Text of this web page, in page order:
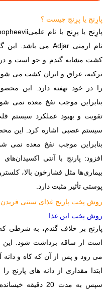
پارِنج یا پرِنج چیست ؟
پارِنج یا پرِنج با نام علمی
نام ارمنی Adjar می باشد. این
کشت مشابه گندم و جو است و در
ترکیه، عراق و ایران کشت می
را در خود نهفته دارد. این
بنابراین موجب نفخ معده نمی
تقویت و بهبود عملکرد سیستم
سیستم عصبی اشاره کرد. این
بنابراین موجب نفخ معده نمی
افزود: پارنج با آنتی
بیماری‌ها مثل فشارخون بالا،
پوستی تأثیر مثبت دارد.
روش پخت پارنج غذای سنتی فریدن
روش پخت این غذا:
پارنج بر خلاف گندم، به شرطی
است از ساقه برداشت شود.
می رود و پس از آن كه كاه و
ابتدا مقداری از دانه های
سپس به مدت 20 دقیقه خیسانده می شود